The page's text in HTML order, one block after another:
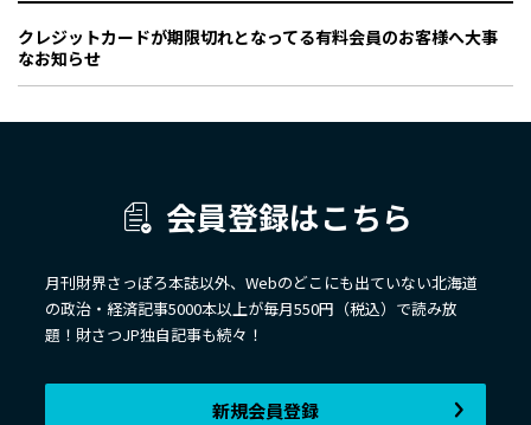
クレジットカードが期限切れとなってる有料会員のお客様へ大事
なお知らせ
会員登録はこちら
月刊財界さっぽろ本誌以外、Webのどこにも出ていない北海道
の政治・経済記事5000本以上が毎月550円（税込）で読み放
題！財さつJP独自記事も続々！
新規会員登録